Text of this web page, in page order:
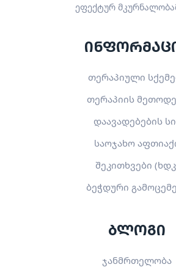
ეფექტურ
თერაპიული
თერაპიის
დაავადებების
საოჯახო
შეკითხვები
ბეჭდური
ბლოგი
ჯანმრთელობა